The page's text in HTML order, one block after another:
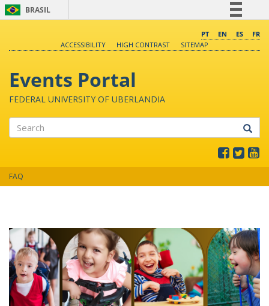
BRASIL
Comunica BR
Canais
PT EN ES
FR
ACCESSIBILITY
HIGH CONTRAST SITEMAP
Events Portal
FEDERAL UNIVERSITY OF UBERLANDIA
FAQ